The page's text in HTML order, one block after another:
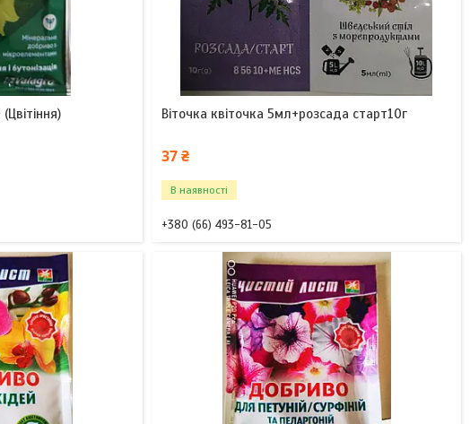
Віточка квіточка 5мл+розсада старт10г
37 ₴
В наявності
+380 (66) 493-81-05